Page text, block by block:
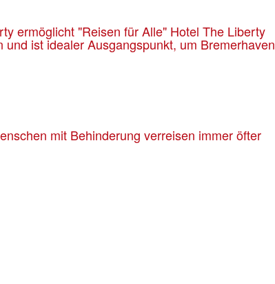
ermöglicht "Reisen für Alle" Hotel The Liberty
ist idealer Ausgangspunkt, um Bremerhaven
mit Behinderung verreisen immer öfter